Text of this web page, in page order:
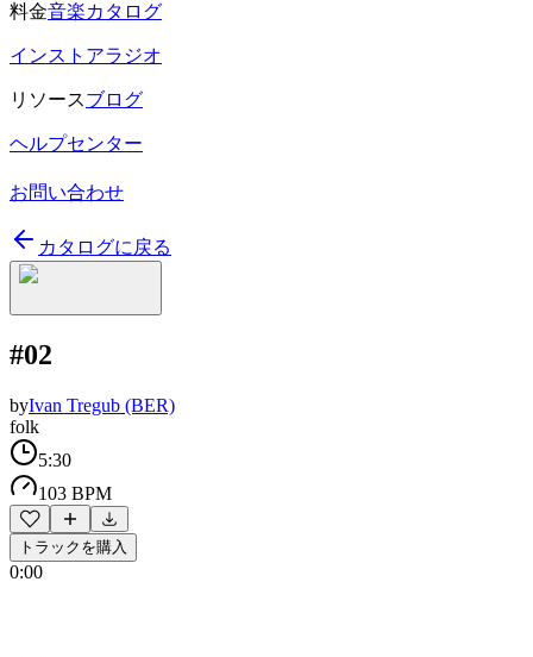
料金音楽カタログ
インストアラジオ
リソースブログ
ヘルプセンター
お問い合わせ
カタログに戻る
#02
byIvan Tregub (BER)
folk
5:30
103 BPM
トラックを購入
0:00